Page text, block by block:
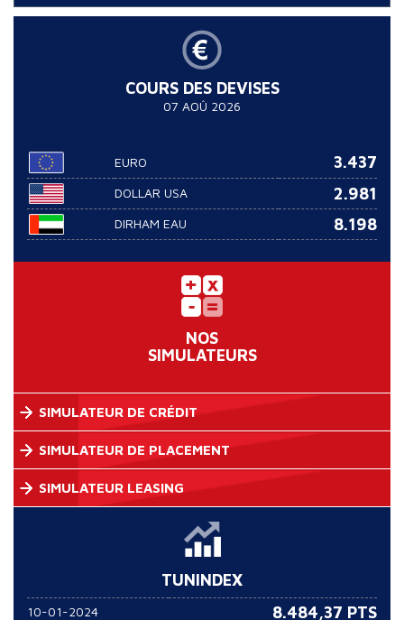
COURS DES DEVISES
07 AOÛ 2026
EURO 3.437
DOLLAR USA 2.981
DIRHAM EAU 8.198
NOS
SIMULATEURS
SIMULATEUR DE CRÉDIT
SIMULATEUR DE PLACEMENT
SIMULATEUR LEASING
TUNINDEX
10-01-2024 8.484,37 PTS